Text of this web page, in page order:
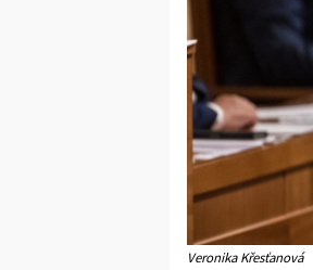
Veronika Křesťanová